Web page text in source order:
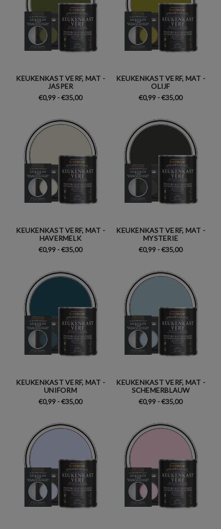
KEUKENKAST VERF, MAT -
JASPER
€0,99 - €35,00
KEUKENKAST VERF, MAT -
OLIJF
€0,99 - €35,00
KEUKENKAST VERF, MAT -
HAVERMELK
€0,99 - €35,00
KEUKENKAST VERF, MAT -
MYSTERIE
€0,99 - €35,00
KEUKENKAST VERF, MAT -
UNIFORM
€0,99 - €35,00
KEUKENKAST VERF, MAT -
SCHEMERBLAUW
€0,99 - €35,00